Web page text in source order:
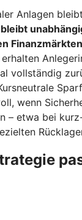
Anlagen
Finanzmärkten
vollständig
wenn
– etwa bei